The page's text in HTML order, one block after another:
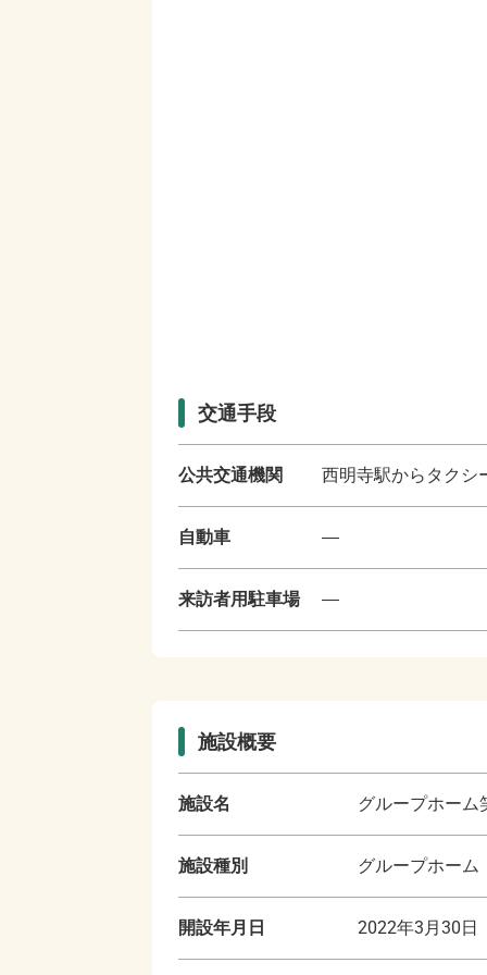
交通手段
公共交通機関 西明寺駅からタクシ
自動車 ―
来訪者用駐車場 ―
施設概要
施設名 グループホーム
施設種別 グループホーム
開設年月日 2022年3月30日